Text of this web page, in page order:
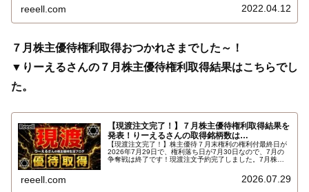
容はフルーツゼリー、パックゼリー、コーヒー系飲料、お
reeell.com 2022.04.12
７月株主優待権利取得おつかれさまでした～！
▼りーえるさんの７月株主優待権利取得結果はこちらでし
た。
【現渡注文完了！】７月株主優待権利取得結果を
発表！りーえるさんの取得銘柄数は…
【現渡注文完了！】株主優待７月末権利の権利付最終日が
2026年7月29日で、権利落ち日が7月30日なので、7月の
争奪戦は終了です！現渡注文予約完了しました。7月株主
reeell.com 2026.07.29